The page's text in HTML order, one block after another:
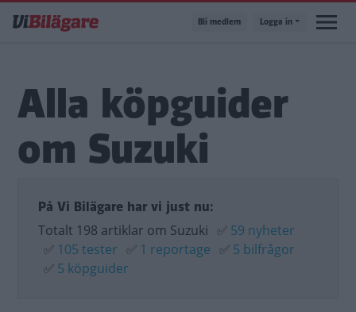
till
Bli medlem Logga in
Alla köpguider
om Suzuki
På Vi Bilägare har vi just nu:
Totalt 198 artiklar om Suzuki ✅ 59 nyheter
✅ 105 tester ✅ 1 reportage ✅ 5 bilfrågor
✅ 5 köpguider